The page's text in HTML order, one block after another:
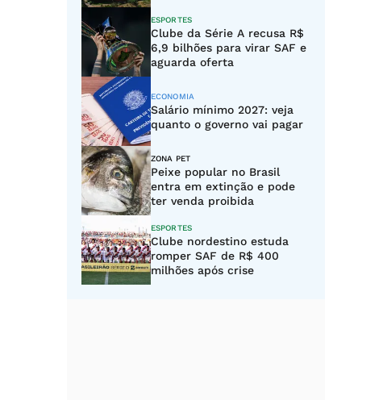
ESPORTES
Clube da Série A recusa R$
6,9 bilhões para virar SAF e
aguarda oferta
ECONOMIA
Salário mínimo 2027: veja
quanto o governo vai pagar
ZONA PET
Peixe popular no Brasil
entra em extinção e pode
ter venda proibida
ESPORTES
Clube nordestino estuda
romper SAF de R$ 400
milhões após crise